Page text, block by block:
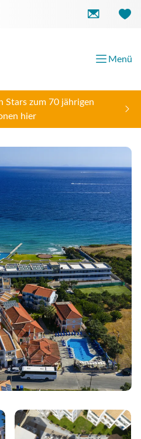
Menü
Stars zum 70 jährigen
hier